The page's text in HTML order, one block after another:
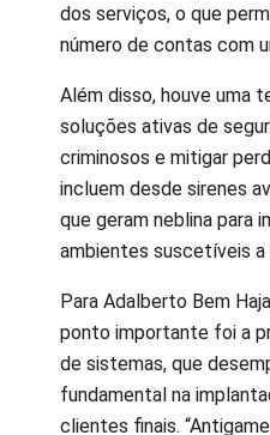
dos serviços, o que
número de contas com
Além disso, houve uma
soluções ativas de
criminosos e mitigar
incluem desde sirenes
que geram neblina para
ambientes suscetíveis a
Para Adalberto Bem
ponto importante foi a
de sistemas, que
fundamental na
clientes finais.